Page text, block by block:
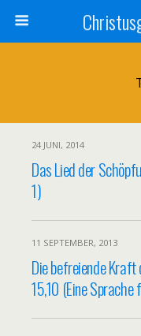
24 JUNI, 2014
Das Lied der
1)
11 SEPTEMBER, 2013
Die befreiende Kraft
15,10 (Eine